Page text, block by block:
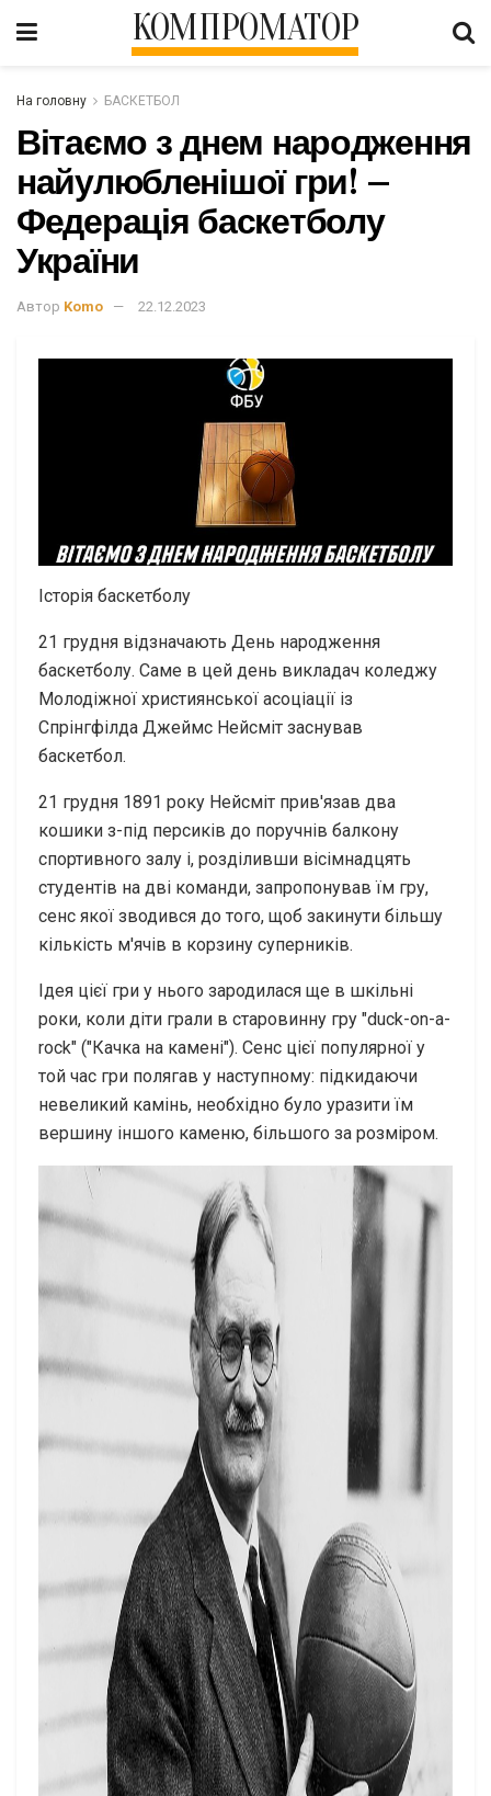
КОМПРОМАТОР
На головну БАСКЕТБОЛ
Вітаємо з днем народження
найулюбленішої гри! –
Федерація баскетболу
України
Автор Komo 22.12.2023
Історія баскетболу
21 грудня відзначають День народження
баскетболу. Саме в цей день викладач коледжу
Молодіжної християнської асоціації із
Спрінгфілда Джеймс Нейсміт заснував
баскетбол.
21 грудня 1891 року Нейсміт прив'язав два
кошики з-під персиків до поручнів балкону
спортивного залу і, розділивши вісімнадцять
студентів на дві команди, запропонував їм гру,
сенс якої зводився до того, щоб закинути більшу
кількість м'ячів в корзину суперників.
Ідея цієї гри у нього зародилася ще в шкільні
роки, коли діти грали в старовинну гру "duck-on-a-
rock" ("Качка на камені"). Сенс цієї популярної у
той час гри полягав у наступному: підкидаючи
невеликий камінь, необхідно було уразити їм
вершину іншого каменю, більшого за розміром.